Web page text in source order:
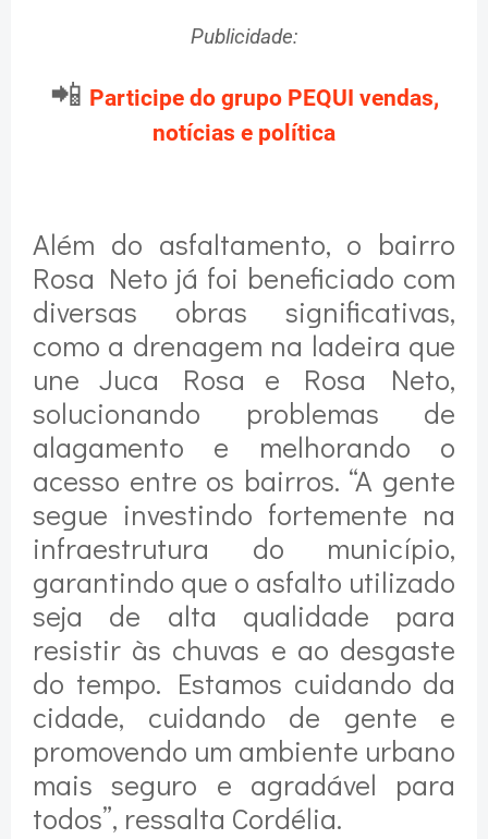
Publicidade:
📲 Participe do grupo PEQUI vendas,
notícias e política
Além do asfaltamento, o bairro
Rosa Neto já foi beneficiado com
diversas obras significativas,
como a drenagem na ladeira que
une Juca Rosa e Rosa Neto,
solucionando problemas de
alagamento e melhorando o
acesso entre os bairros. “A gente
segue investindo fortemente na
infraestrutura do município,
garantindo que o asfalto utilizado
seja de alta qualidade para
resistir às chuvas e ao desgaste
do tempo. Estamos cuidando da
cidade, cuidando de gente e
promovendo um ambiente urbano
mais seguro e agradável para
todos”, ressalta Cordélia.